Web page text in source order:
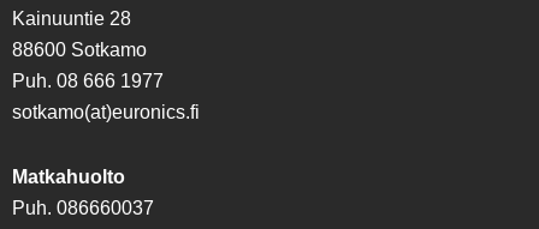
Kainuuntie 28
88600 Sotkamo
Puh. 08 666 1977
sotkamo(at)euronics.fi
Matkahuolto
Puh. 086660037